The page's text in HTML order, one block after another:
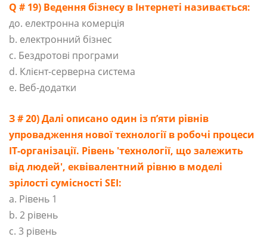
Q # 19) Ведення бізнесу в Інтернеті називається:
до. електронна комерція
b. електронний бізнес
c. Бездротові програми
d. Клієнт-серверна система
e. Веб-додатки
З # 20) Далі описано один із п’яти рівнів
упровадження нової технології в робочі процеси
ІТ-організації. Рівень 'технології, що залежить
від людей', еквівалентний рівню в моделі
зрілості сумісності SEI:
a. Рівень 1
b. 2 рівень
c. 3 рівень